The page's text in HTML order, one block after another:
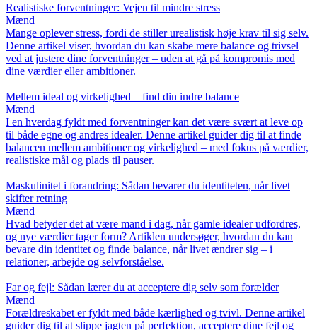
Realistiske forventninger: Vejen til mindre stress
Mænd
Mange oplever stress, fordi de stiller urealistisk høje krav til sig selv.
Denne artikel viser, hvordan du kan skabe mere balance og trivsel
ved at justere dine forventninger – uden at gå på kompromis med
dine værdier eller ambitioner.
Mellem ideal og virkelighed – find din indre balance
Mænd
I en hverdag fyldt med forventninger kan det være svært at leve op
til både egne og andres idealer. Denne artikel guider dig til at finde
balancen mellem ambitioner og virkelighed – med fokus på værdier,
realistiske mål og plads til pauser.
Maskulinitet i forandring: Sådan bevarer du identiteten, når livet
skifter retning
Mænd
Hvad betyder det at være mand i dag, når gamle idealer udfordres,
og nye værdier tager form? Artiklen undersøger, hvordan du kan
bevare din identitet og finde balance, når livet ændrer sig – i
relationer, arbejde og selvforståelse.
Far og fejl: Sådan lærer du at acceptere dig selv som forælder
Mænd
Forældreskabet er fyldt med både kærlighed og tvivl. Denne artikel
guider dig til at slippe jagten på perfektion, acceptere dine fejl og